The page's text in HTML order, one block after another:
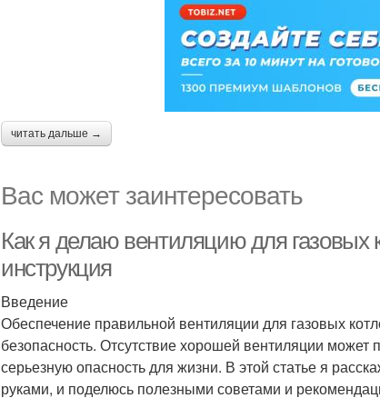
читать дальше →
Вас может заинтересовать
Как я делаю вентиляцию для
инструкция
Введение
Обеспечение правильной вентиляции для газовых
безопасность. Отсутствие хорошей вентиляции может
серьезную опасность для жизни. В этой статье я
руками, и поделюсь полезными советами и